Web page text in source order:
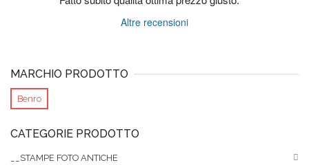
Altre recensioni
MARCHIO PRODOTTO
Benro
CATEGORIE PRODOTTO
__STAMPE FOTO ANTICHE